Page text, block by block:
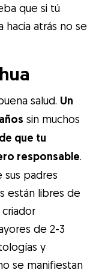
que si tú
hacia atrás no se
salud. Un
sin muchos
que tu
responsable.
sus padres
están libres de
de 2-3
y
se manifiestan